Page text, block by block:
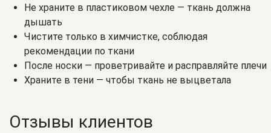
Не храните в пластиковом чехле — ткань должна
дышать
Чистите только в химчистке, соблюдая
рекомендации по ткани
После носки — проветривайте и расправляйте плечи
Храните в тени — чтобы ткань не выцветала
Отзывы клиентов